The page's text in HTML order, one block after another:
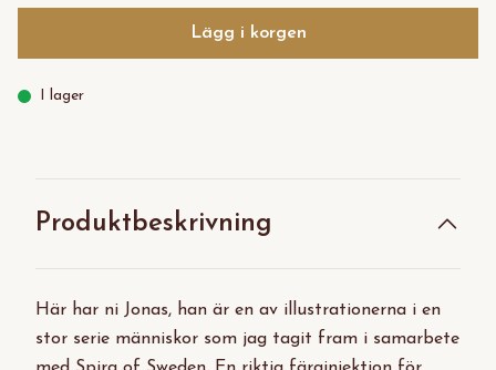
Lägg i korgen
I lager
Produktbeskrivning
Här har ni Jonas, han är en av illustrationerna i en
stor serie människor som jag tagit fram i samarbete